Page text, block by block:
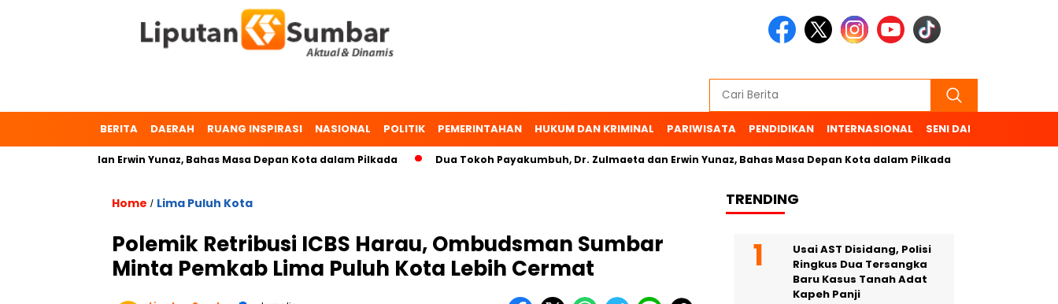
BERITA DAERAH RUANG INSPIRASI NASIONAL POLITIK PEMERINTAHAN HUKUM DAN KRIMINAL PARIWISATA PENDIDIKAN INTERNASIONAL SENI DAN BUDAYA
dan Erwin Yunaz, Bahas Masa Depan Kota dalam Pilkada Dua Tokoh Payakumbuh, Dr. Zulmaeta dan Erwin Yunaz, Bahas Masa Depan Kota dalam Pilkada
Home / Lima Puluh Kota
Polemik Retribusi ICBS Harau, Ombudsman Sumbar
Minta Pemkab Lima Puluh Kota Lebih Cermat
TRENDING
Usai AST Disidang, Polisi
Ringkus Dua Tersangka
Baru Kasus Tanah Adat
Kapeh Panji